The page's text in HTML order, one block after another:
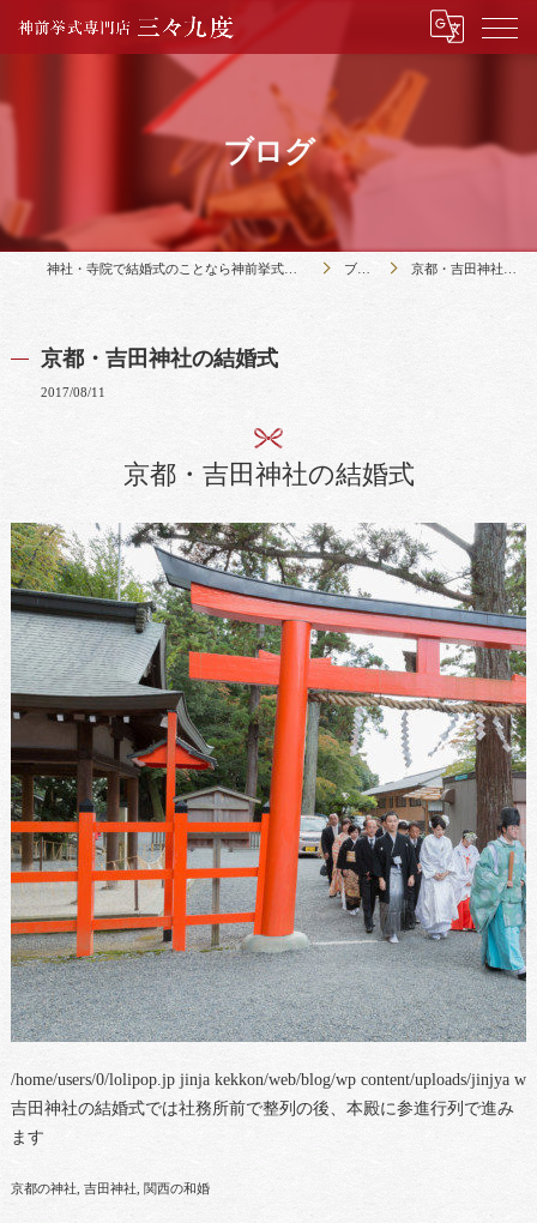
ブログ
神社・寺院で結婚式のことなら神前挙式専門店三々九度 ブログ 京都・吉田神社の結婚式
京都・吉田神社の結婚式
2017/08/11
京都・吉田神社の結婚式
/home/users/0/lolipop.jp jinja kekkon/web/blog/wp content/uploads/jinjya
吉田神社の結婚式では社務所前で整列の後、本殿に参進行列で進み
ます
京都の神社 吉田神社 関西の和婚